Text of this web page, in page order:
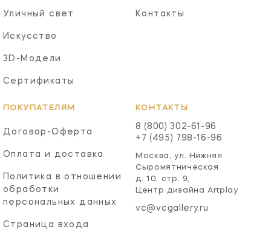
Уличный свет
Искусство
3D-Модели
Сертификаты
Контакты
ПОКУПАТЕЛЯМ
Договор-Оферта
Оплата и доставка
Политика в отношении
обработки
персональных данных
Страница входа
КОНТАКТЫ
8 (800) 302-61-96
+7 (495) 798-16-96
Москва, ул. Нижняя
Сыромятническая
д. 10, стр. 9,
Центр дизайна Artplay
vc@vcgallery.ru